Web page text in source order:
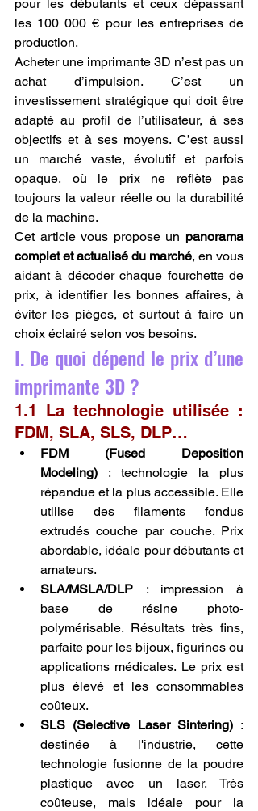
pour les débutants et ceux dépassant
les 100 000 € pour les entreprises de
production.
Acheter une imprimante 3D n’est pas un
achat d’impulsion. C’est un
investissement stratégique qui doit être
adapté au profil de l’utilisateur, à ses
objectifs et à ses moyens. C’est aussi
un marché vaste, évolutif et parfois
opaque, où le prix ne reflète pas
toujours la valeur réelle ou la durabilité
de la machine.
Cet article vous propose un panorama
complet et actualisé du marché, en vous
aidant à décoder chaque fourchette de
prix, à identifier les bonnes affaires, à
éviter les pièges, et surtout à faire un
choix éclairé selon vos besoins.
I. De quoi dépend le prix d’une
imprimante 3D ?
1.1 La technologie utilisée :
FDM, SLA, SLS, DLP…
FDM (Fused Deposition
Modeling) : technologie la plus
répandue et la plus accessible. Elle
utilise des filaments fondus
extrudés couche par couche. Prix
abordable, idéale pour débutants et
amateurs.
SLA/MSLA/DLP : impression à
base de résine photo-
polymérisable. Résultats très fins,
parfaite pour les bijoux, figurines ou
applications médicales. Le prix est
plus élevé et les consommables
coûteux.
SLS (Selective Laser Sintering) :
destinée à l'industrie, cette
technologie fusionne de la poudre
plastique avec un laser. Très
coûteuse, mais idéale pour la